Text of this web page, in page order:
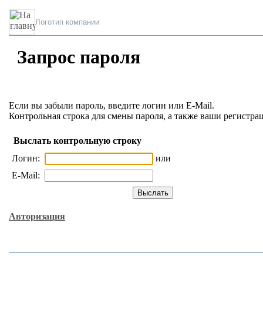
Логотип компании
Запрос пароля
Если вы забыли пароль, введите логин или E-Mail.
Контрольная строка для смены пароля, а также ваши
Выслать контрольную строку
Логин:
или
E-Mail:
Авторизация